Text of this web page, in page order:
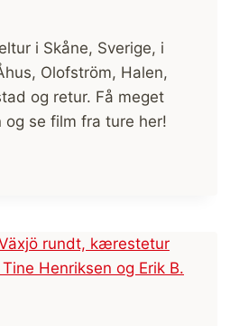
i Skåne, Sverige, i
Olofström, Halen,
og retur. Få meget
og se film fra ture her!